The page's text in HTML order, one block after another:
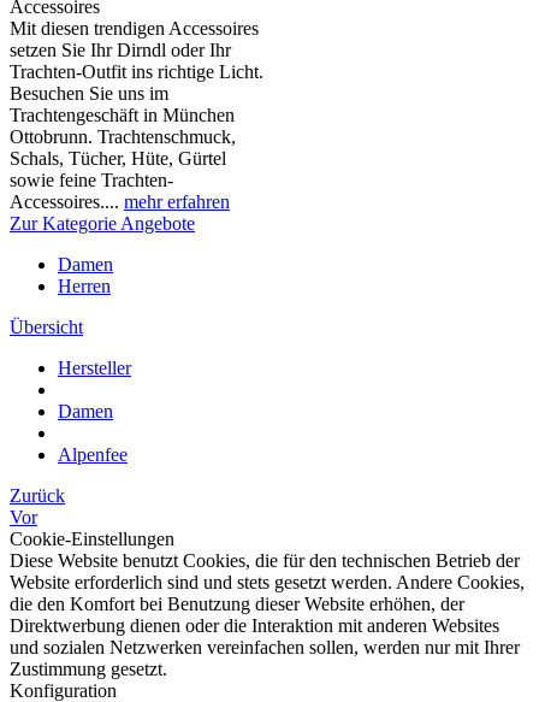
Accessoires
Mit diesen trendigen Accessoires
setzen Sie Ihr Dirndl oder Ihr
Trachten-Outfit ins richtige Licht.
Besuchen Sie uns im
Trachtengeschäft in München
Ottobrunn. Trachtenschmuck,
Schals, Tücher, Hüte, Gürtel
sowie feine Trachten-
Accessoires.... mehr erfahren
Zur Kategorie Angebote
Damen
Herren
Übersicht
Hersteller
Damen
Alpenfee
Zurück
Vor
Cookie-Einstellungen
Diese Website benutzt Cookies, die für den technischen Betrieb der
Website erforderlich sind und stets gesetzt werden. Andere Cookies,
die den Komfort bei Benutzung dieser Website erhöhen, der
Direktwerbung dienen oder die Interaktion mit anderen Websites
und sozialen Netzwerken vereinfachen sollen, werden nur mit Ihrer
Zustimmung gesetzt.
Konfiguration